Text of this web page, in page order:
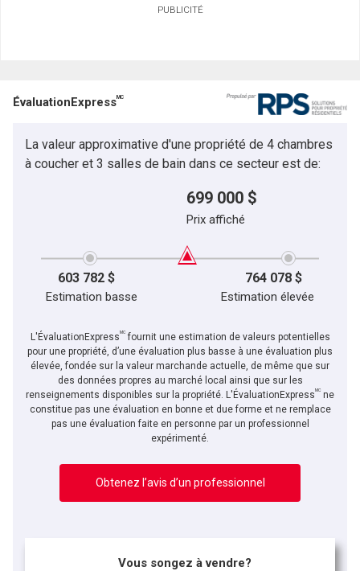
Téléphone
Message
En cliquant sur le bouton « soumettre », vous consentez à nos conditions d'utilisation et
vous nous fournissez l'autorisation écrite de communiquer avec vous.
PUBLICITÉ
ÉvaluationExpressMC
La valeur approximative d'une propriété de 4 chambres
à coucher et 3 salles de bain dans ce secteur est de:
699 000 $
Prix affiché
603 782 $ 764 078 $
Estimation basse Estimation élevée
L'ÉvaluationExpressMCfournit une estimation de valeurs potentielles
pour une propriété, d’une évaluation plus basse à une évaluation plus
élevée, fondée sur la valeur marchande actuelle, de même que sur
des données propres au marché local ainsi que sur les
renseignements disponibles sur la propriété. L'ÉvaluationExpressMC ne
constitue pas une évaluation en bonne et due forme et ne remplace
pas une évaluation faite en personne par un professionnel
expérimenté.
Obtenez l’avis d’un professionnel
Vous songez à vendre?